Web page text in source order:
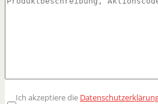
Ich akzeptiere die